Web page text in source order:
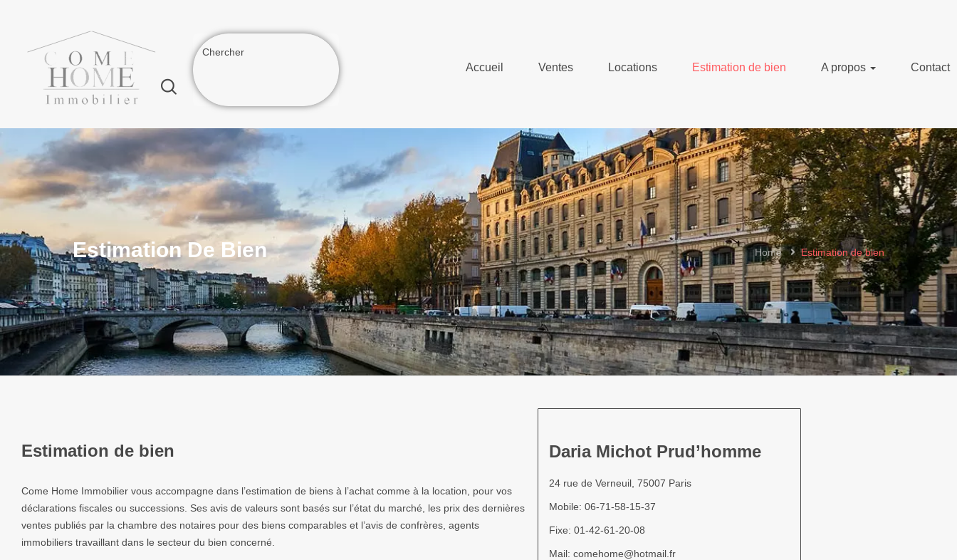
Accueil Ventes Locations Estimation de bien A propos Contact
Estimation De Bien Home Estimation de bien
Estimation de bien
Come Home Immobilier vous accompagne dans l’estimation de biens à l’achat comme à la location, pour vos
déclarations fiscales ou successions. Ses avis de valeurs sont basés sur l’état du marché, les prix des dernières
ventes publiés par la chambre des notaires pour des biens comparables et l’avis de confrères, agents
immobiliers travaillant dans le secteur du bien concerné.
Daria Michot Prud’homme
24 rue de Verneuil, 75007 Paris
Mobile: 06-71-58-15-37
Fixe: 01-42-61-20-08
Mail: comehome@hotmail.fr